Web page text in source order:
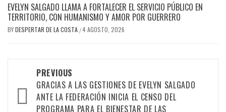
EVELYN SALGADO LLAMA A FORTALECER EL SERVICIO PÚBLICO EN
TERRITORIO, CON HUMANISMO Y AMOR POR GUERRERO
BYDESPERTAR DE LA COSTA /4 AGOSTO, 2026
navigation
PREVIOUS
GRACIAS A LAS GESTIONES DE EVELYN SALGADO
ANTE LA FEDERACIÓN INICIA EL CENSO DEL
PROGRAMA PARA EL BIENESTAR DE LAS